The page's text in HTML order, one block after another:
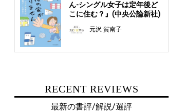
ん-シングル女子は定年後ど
こに住む？』(中央公論新社)
元沢 賀南子
RECENT REVIEWS
最新の書評/解説/選評